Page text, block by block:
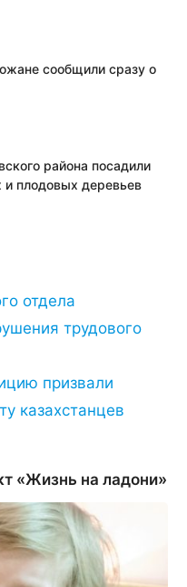
сообщили сразу о
района посадили
и плодовых деревьев
отдела
трудового
призвали
казахстанцев
«Жизнь на ладони»